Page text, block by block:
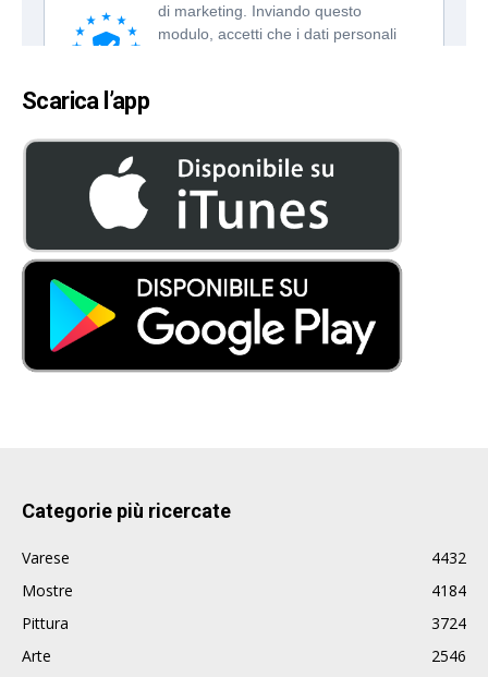
Scarica l’app
Categorie più ricercate
Varese
4432
Mostre
4184
Pittura
3724
Arte
2546